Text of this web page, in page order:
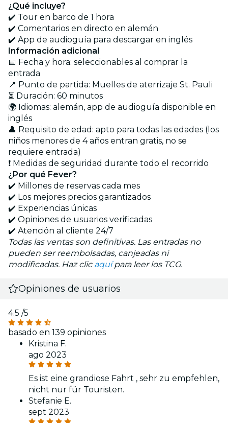
¿Qué incluye?
✔️ Tour en barco de 1 hora
✔️ Comentarios en directo en alemán
✔️ App de audioguía para descargar en inglés
Información adicional
📅 Fecha y hora: seleccionables al comprar la
entrada
📍 Punto de partida: Muelles de aterrizaje St. Pauli
⏳ Duración: 60 minutos
🌍 Idiomas: alemán, app de audioguía disponible en
inglés
👤 Requisito de edad: apto para todas las edades (los
niños menores de 4 años entran gratis, no se
requiere entrada)
❗ Medidas de seguridad durante todo el recorrido
¿Por qué Fever?
✔️ Millones de reservas cada mes
✔️ Los mejores precios garantizados
✔️ Experiencias únicas
✔️ Opiniones de usuarios verificadas
✔️ Atención al cliente 24/7
Todas las ventas son definitivas. Las entradas no
pueden ser reembolsadas, canjeadas ni
modificadas. Haz clic aquípara leer los TCG.
Opiniones de usuarios
4.5 /5
basado en 139 opiniones
Kristina F.
ago 2023
Es ist eine grandiose Fahrt , sehr zu empfehlen,
nicht nur für Touristen.
Stefanie E.
sept 2023